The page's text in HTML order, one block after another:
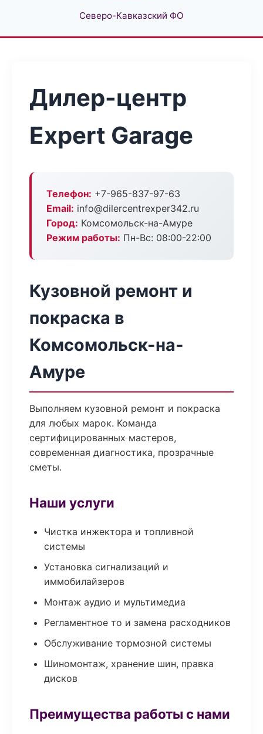
Северо-Кавказский ФО
Дилер-центр
Expert Garage
Телефон: +7-965-837-97-63
Email: info@dilercentrexper342.ru
Город: Комсомольск-на-Амуре
Режим работы: Пн-Вс: 08:00-22:00
Кузовной ремонт и
покраска в
Комсомольск-на-
Амуре
Выполняем кузовной ремонт и покраска
для любых марок. Команда
сертифицированных мастеров,
современная диагностика, прозрачные
сметы.
Наши услуги
Чистка инжектора и топливной
системы
Установка сигнализаций и
иммобилайзеров
Монтаж аудио и мультимедиа
Регламентное то и замена расходников
Обслуживание тормозной системы
Шиномонтаж, хранение шин, правка
дисков
Преимущества работы с нами